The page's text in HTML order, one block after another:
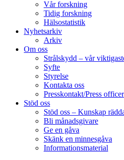
Vår forskning
Tidig forskning
Hälsostatistik
Nyhetsarkiv
Arkiv
Om oss
Strålskydd – vår
Syfte
Styrelse
Kontakta oss
Presskontakt/Press officer
Stöd oss
Stöd oss – Kunskap
Bli månadsgivare
Ge en gåva
Skänk en minnesgåva
Informationsmaterial